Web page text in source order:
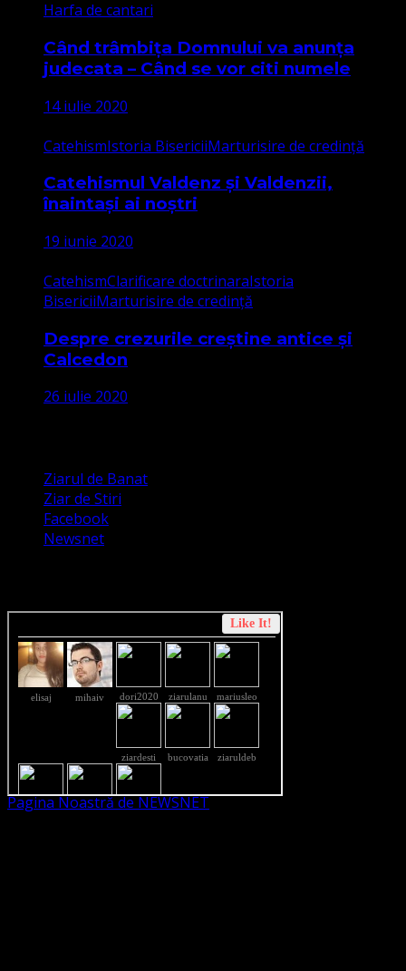
Harfa de cantari
Când trâmbița Domnului va anunța
judecata – Când se vor citi numele
14 iulie 2020
CatehismIstoria BisericiiMarturisire de credință
Catehismul Valdenz și Valdenzii,
înaintași ai noștri
19 iunie 2020
CatehismClarificare doctrinaraIstoria
BisericiiMarturisire de credință
Despre crezurile creștine antice și
Calcedon
26 iulie 2020
Ziarul de Banat
Ziar de Stiri
Facebook
Newsnet
Pagina Noastră de NEWSNET